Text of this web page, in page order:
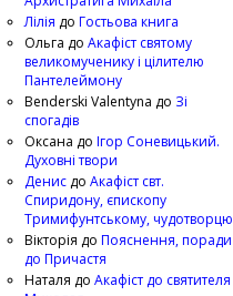
Лілія до Гостьова книга
Ольга до Акафіст святому
великомученику і цілителю
Пантелеймону
Benderski Valentyna до Зі
спогадів
Оксана до Ігор Соневицький.
Духовні твори
Денис до Акафіст свт.
Спиридону, єпископу
Тримифунтському, чудотворцю
Вікторія до Пояснення, поради
до Причастя
Наталя до Акафіст до святителя